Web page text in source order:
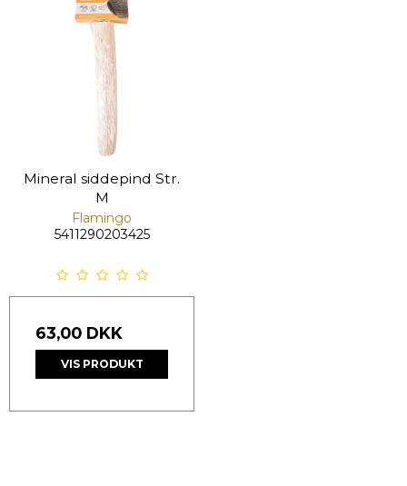
Mineral siddepind Str.
M
Flamingo
5411290203425
63,00 DKK
VIS PRODUKT